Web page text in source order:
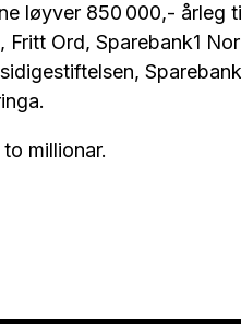
løyver 850 000,- årleg
Ord, Sparebank1
millionar.